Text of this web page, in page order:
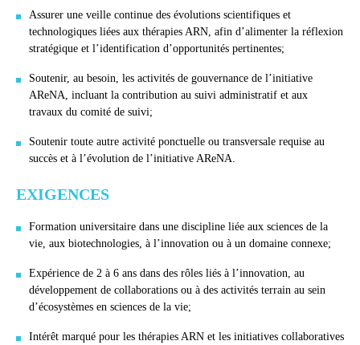
Assurer une veille continue des évolutions scientifiques et
technologiques liées aux thérapies ARN, afin d’alimenter la réflexion
stratégique et l’identification d’opportunités pertinentes;
Soutenir, au besoin, les activités de gouvernance de l’initiative
AReNA, incluant la contribution au suivi administratif et aux
travaux du comité de suivi;
Soutenir toute autre activité ponctuelle ou transversale requise au
succès et à l’évolution de l’initiative AReNA.
EXIGENCES
Formation universitaire dans une discipline liée aux sciences de la
vie, aux biotechnologies, à l’innovation ou à un domaine connexe;
Expérience de 2 à 6 ans dans des rôles liés à l’innovation, au
développement de collaborations ou à des activités terrain au sein
d’écosystèmes en sciences de la vie;
Intérêt marqué pour les thérapies ARN et les initiatives collaboratives